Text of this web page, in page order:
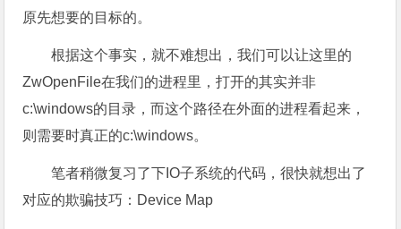
原先想要的目标的。
根据这个事实，就不难想出，我们可以让这里的
ZwOpenFile在我们的进程里，打开的其实并非
c:\windows的目录，而这个路径在外面的进程看起来，
则需要时真正的c:\windows。
笔者稍微复习了下IO子系统的代码，很快就想出了
对应的欺骗技巧：Device Map